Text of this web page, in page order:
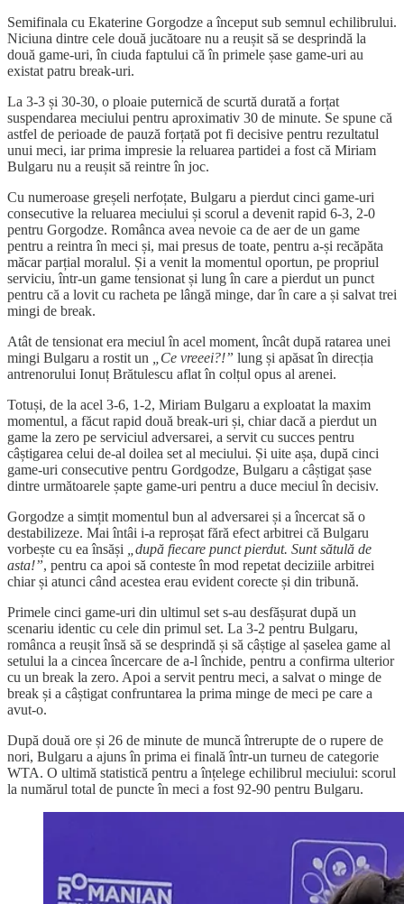
Semifinala cu Ekaterine Gorgodze a început sub semnul echilibrului.
Niciuna dintre cele două jucătoare nu a reușit să se desprindă la
două game-uri, în ciuda faptului că în primele șase game-uri au
existat patru break-uri.
La 3-3 și 30-30, o ploaie puternică de scurtă durată a forțat
suspendarea meciului pentru aproximativ 30 de minute. Se spune că
astfel de perioade de pauză forțată pot fi decisive pentru rezultatul
unui meci, iar prima impresie la reluarea partidei a fost că Miriam
Bulgaru nu a reușit să reintre în joc.
Cu numeroase greșeli nerfoțate, Bulgaru a pierdut cinci game-uri
consecutive la reluarea meciului și scorul a devenit rapid 6-3, 2-0
pentru Gorgodze. Românca avea nevoie ca de aer de un game
pentru a reintra în meci și, mai presus de toate, pentru a-și recăpăta
măcar parțial moralul. Și a venit la momentul oportun, pe propriul
serviciu, într-un game tensionat și lung în care a pierdut un punct
pentru că a lovit cu racheta pe lângă minge, dar în care a și salvat trei
mingi de break.
Atât de tensionat era meciul în acel moment, încât după ratarea unei
mingi Bulgaru a rostit un
„Ce vreeei?!” lung și apăsat în direcția
antrenorului Ionuț Brătulescu aflat în colțul opus al arenei.
Totuși, de la acel 3-6, 1-2, Miriam Bulgaru a exploatat la maxim
momentul, a făcut rapid două break-uri și, chiar dacă a pierdut un
game la zero pe serviciul adversarei, a servit cu succes pentru
câștigarea celui de-al doilea set al meciului. Și uite așa, după cinci
game-uri consecutive pentru Gordgodze, Bulgaru a câștigat șase
dintre următoarele șapte game-uri pentru a duce meciul în decisiv.
Gorgodze a simțit momentul bun al adversarei și a încercat să o
destabilizeze. Mai întâi i-a reproșat fără efect arbitrei că Bulgaru
vorbește cu ea însăși
„după fiecare punct pierdut. Sunt sătulă de
asta!”, pentru ca apoi să conteste în mod repetat deciziile arbitrei
chiar și atunci când acestea erau evident corecte și din tribună.
Primele cinci game-uri din ultimul set s-au desfășurat după un
scenariu identic cu cele din primul set. La 3-2 pentru Bulgaru,
românca a reușit însă să se desprindă și să câștige al șaselea game al
setului la a cincea încercare de a-l închide, pentru a confirma ulterior
cu un break la zero. Apoi a servit pentru meci, a salvat o minge de
break și a câștigat confruntarea la prima minge de meci pe care a
avut-o.
După două ore și 26 de minute de muncă întrerupte de o rupere de
nori, Bulgaru a ajuns în prima ei finală într-un turneu de categorie
WTA. O ultimă statistică pentru a înțelege echilibrul meciului: scorul
la numărul total de puncte în meci a fost 92-90 pentru Bulgaru.